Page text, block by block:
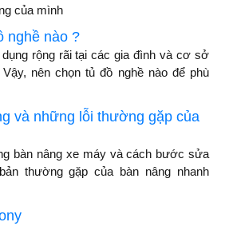
của mình
nghề nào ?
rộng rãi tại các gia đình và cơ sở
nên chọn tủ đồ nghề nào để phù
và những lỗi thường gặp của
bàn nâng xe máy và cách bước sửa
thường gặp của bàn nâng nhanh